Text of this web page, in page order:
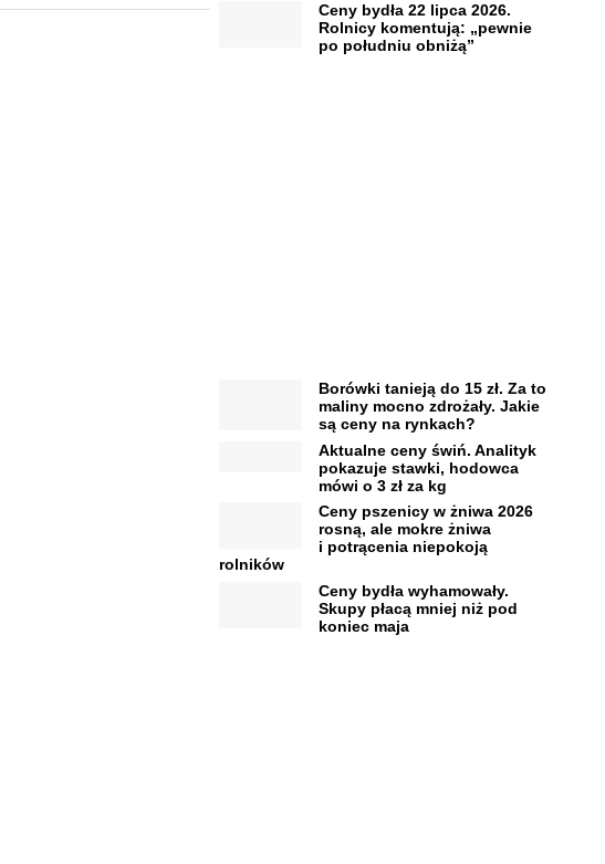
Ceny bydła 22 lipca 2026.
Rolnicy komentują: „pewnie
po południu obniżą”
Borówki tanieją do 15 zł. Za to
maliny mocno zdrożały. Jakie
są ceny na rynkach?
Aktualne ceny świń. Analityk
pokazuje stawki, hodowca
mówi o 3 zł za kg
Ceny pszenicy w żniwa 2026
rosną, ale mokre żniwa
i potrącenia niepokoją
rolników
Ceny bydła wyhamowały.
Skupy płacą mniej niż pod
koniec maja